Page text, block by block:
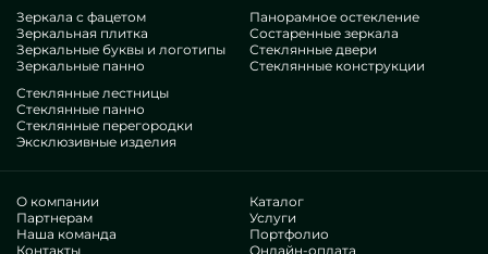
Зеркала с фацетом
Зеркальная плитка
Зеркальные буквы и логотипы
Зеркальные панно
Панорамное остекление
Состаренные зеркала
Стеклянные двери
Стеклянные конструкции
Стеклянные лестницы
Стеклянные панно
Стеклянные перегородки
Эксклюзивные изделия
О компании
Партнерам
Наша команда
Контакты
Каталог
Услуги
Портфолио
Онлайн-оплата